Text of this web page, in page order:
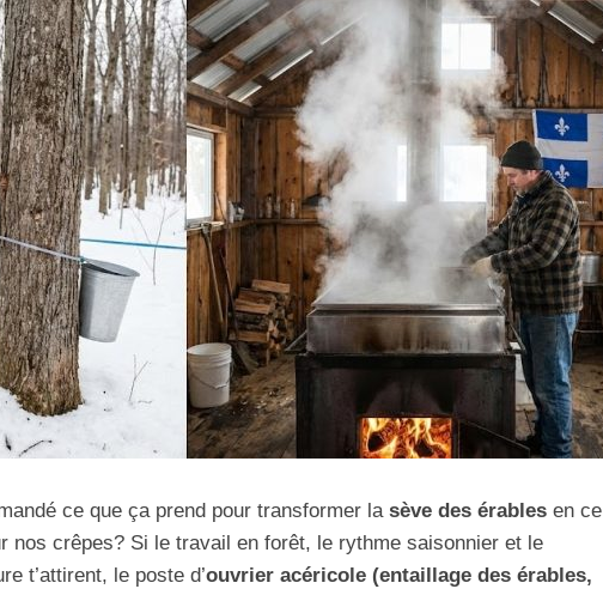
ce que ça prend pour transformer la sève des érables en ce
nos crêpes? Si le travail en forêt, le rythme saisonnier et le
t’attirent, le poste d’ouvrier acéricole (entaillage des érables,